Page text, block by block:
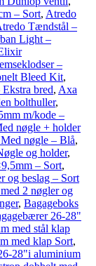
– Sort, Atredo
Tændstål –
Light –
–
Bleed Kit,
bred, Axa
bolthuller,
m/kode –
nøgle + holder
nøgle – Blå,
og holder,
– Sort,
og beslag – Sort
2 nøgler og
, Bagageboks
26-28"
med stål klap
med klap Sort,
28"i aluminium